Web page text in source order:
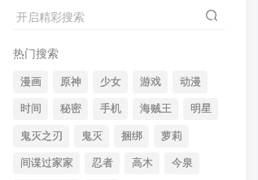
开启精彩搜索
热门搜索
漫画 原神 少女 游戏 动漫
时间 秘密 手机 海贼王 明星
鬼灭之刃 鬼灭 捆绑 萝莉
间谍过家家 忍者 高木 今泉
所谓放假——家里遭嫌，出门没钱，每天